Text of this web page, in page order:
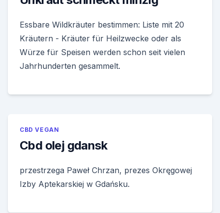
Essbare Wildkräuter bestimmen: Liste mit 20
Kräutern - Kräuter für Heilzwecke oder als
Würze für Speisen werden schon seit vielen
Jahrhunderten gesammelt.
CBD VEGAN
Cbd olej gdansk
przestrzega Paweł Chrzan, prezes Okręgowej
Izby Aptekarskiej w Gdańsku.